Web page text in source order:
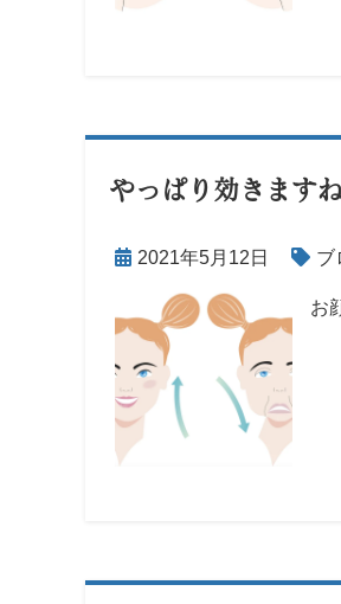
やっぱり効きます
2021年5月12日 ブ
お